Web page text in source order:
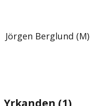
Jörgen Berglund (M)
Yrkanden (1)